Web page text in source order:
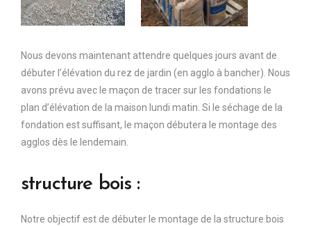
Nous devons maintenant attendre quelques jours avant de
débuter l’élévation du rez de jardin (en agglo à bancher). Nous
avons prévu avec le maçon de tracer sur les fondations le
plan d’élévation de la maison lundi matin. Si le séchage de la
fondation est suffisant, le maçon débutera le montage des
agglos dès le lendemain.
structure bois :
Notre objectif est de débuter le montage de la structure bois